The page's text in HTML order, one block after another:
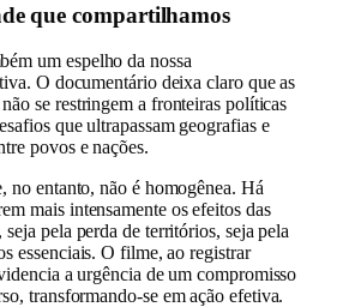
que compartilhamos
um espelho da nossa
O documentário deixa claro que as
se restringem a fronteiras políticas
que ultrapassam geografias e
povos e nações.
no entanto, não é homogênea. Há
mais intensamente os efeitos das
pela perda de territórios, seja pela
essenciais. O filme, ao registrar
a urgência de um compromisso
transformando-se em ação efetiva.